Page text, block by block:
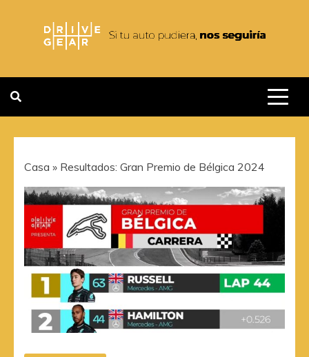
contenido
DRIVEGEAR
Casa » Resultados: Gran Premio de Bélgica 2024